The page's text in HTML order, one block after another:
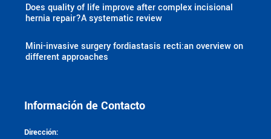
Información de Contacto
Dirección:
Does quality of life improve after complex incisional
hernia repair?A systematic review
Mini-invasive surgery fordiastasis recti:an overview on
different approaches